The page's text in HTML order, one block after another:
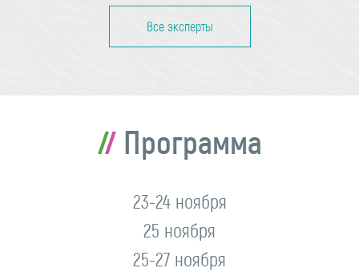
Все эксперты
Программа
23-24 ноября
25 ноября
25-27 ноября